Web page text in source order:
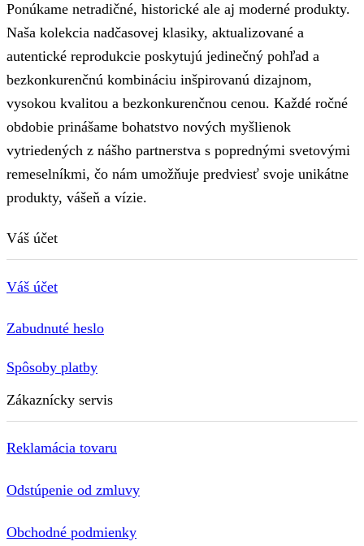
Ponúkame netradičné, historické ale aj moderné produkty.
Naša kolekcia nadčasovej klasiky, aktualizované a
autentické reprodukcie poskytujú jedinečný pohľad a
bezkonkurenčnú kombináciu inšpirovanú dizajnom,
vysokou kvalitou a bezkonkurenčnou cenou. Každé ročné
obdobie prinášame bohatstvo nových myšlienok
vytriedených z nášho partnerstva s poprednými svetovými
remeselníkmi, čo nám umožňuje predviesť svoje unikátne
produkty, vášeň a vízie.
Váš účet
Váš účet
Zabudnuté heslo
Spôsoby platby
Zákaznícky servis
Reklamácia tovaru
Odstúpenie od zmluvy
Obchodné podmienky